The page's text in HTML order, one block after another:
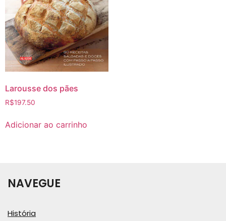
Larousse dos pães
R$197.50
Adicionar ao carrinho
NAVEGUE
História